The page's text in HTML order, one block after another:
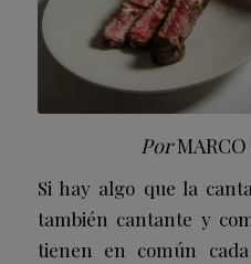
PorMARCO
Si hay algo que la
también cantante y
tienen en común